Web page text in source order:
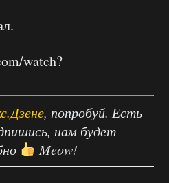
watch?
, попробуй. Есть
нам будет
Meow!